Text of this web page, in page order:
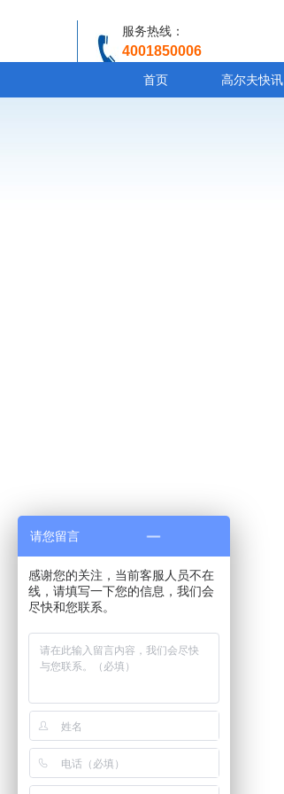
服务热线：
4001850006
首页 高尔夫快讯
请您留言
感谢您的关注，当前客服人员不在
线，请填写一下您的信息，我们会
尽快和您联系。